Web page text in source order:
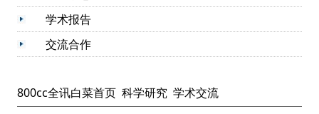
学术报告
交流合作
800cc全讯白菜首页 科学研究 学术交流